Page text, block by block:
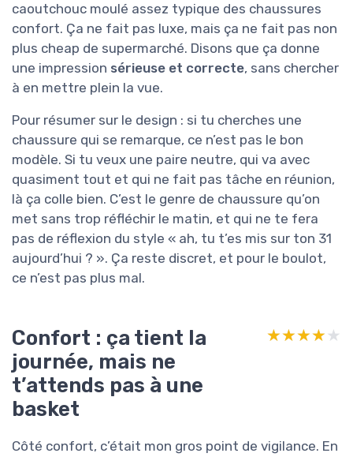
caoutchouc moulé assez typique des chaussures
confort. Ça ne fait pas luxe, mais ça ne fait pas non
plus cheap de supermarché. Disons que ça donne
une impression sérieuse et correcte, sans chercher
à en mettre plein la vue.
Pour résumer sur le design : si tu cherches une
chaussure qui se remarque, ce n’est pas le bon
modèle. Si tu veux une paire neutre, qui va avec
quasiment tout et qui ne fait pas tâche en réunion,
là ça colle bien. C’est le genre de chaussure qu’on
met sans trop réfléchir le matin, et qui ne te fera
pas de réflexion du style « ah, tu t’es mis sur ton 31
aujourd’hui ? ». Ça reste discret, et pour le boulot,
ce n’est pas plus mal.
Confort : ça tient la
journée, mais ne
t’attends pas à une
basket
★★★★★
★★★★★
Côté confort, c’était mon gros point de vigilance. En